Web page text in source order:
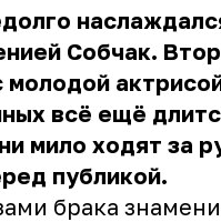
Собчак.
молодой
всё ещё
мило ходят за
публикой.
брака